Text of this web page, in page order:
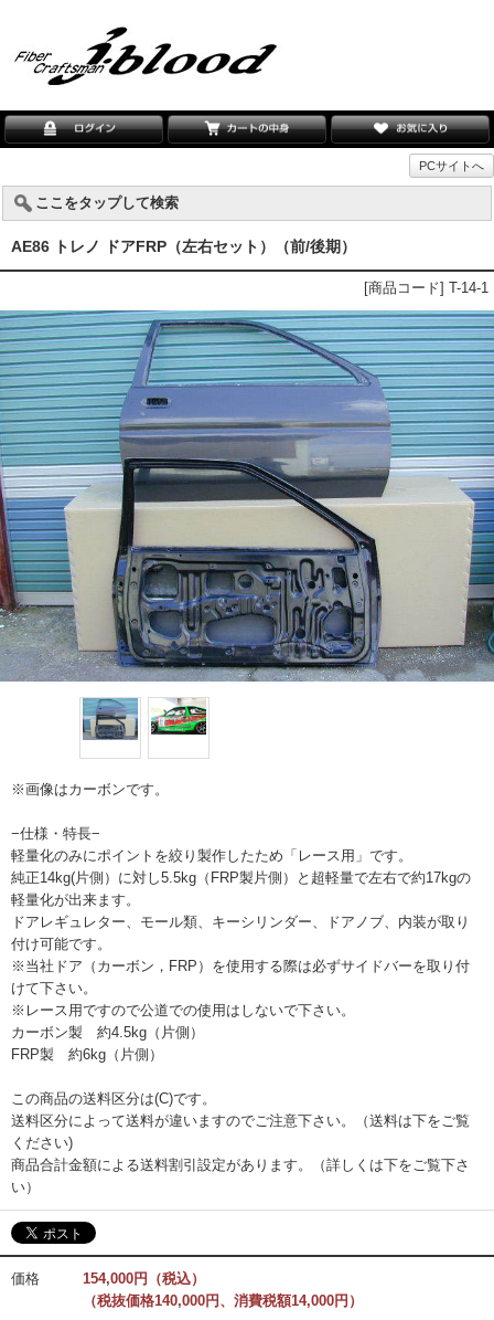
PCサイトへ
ここをタップして検索
AE86 トレノ ドアFRP（左右セット）（前/後期）
[商品コード] T-14-1
※画像はカーボンです。
−仕様・特長−
軽量化のみにポイントを絞り製作したため「レース用」です。
純正14kg(片側）に対し5.5kg（FRP製片側）と超軽量で左右で約17kgの
軽量化が出来ます。
ドアレギュレター、モール類、キーシリンダー、ドアノブ、内装が取り
付け可能です。
※当社ドア（カーボン，FRP）を使用する際は必ずサイドバーを取り付
けて下さい。
※レース用ですので公道での使用はしないで下さい。
カーボン製 約4.5kg（片側）
FRP製 約6kg（片側）
この商品の送料区分は(C)です。
送料区分によって送料が違いますのでご注意下さい。（送料は下をご覧
ください)
商品合計金額による送料割引設定があります。（詳しくは下をご覧下さ
い）
価格
154,000円（税込）
（税抜価格140,000円、消費税額14,000円）